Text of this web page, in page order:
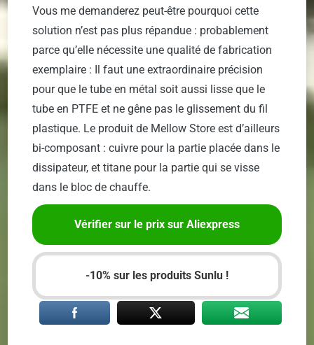
Vous me demanderez peut-être pourquoi cette
solution n’est pas plus répandue : probablement
parce qu’elle nécessite une qualité de fabrication
exemplaire : Il faut une extraordinaire précision
pour que le tube en métal soit aussi lisse que le
tube en PTFE et ne gêne pas le glissement du fil
plastique. Le produit de Mellow Store est d’ailleurs
bi-composant : cuivre pour la partie placée dans le
dissipateur, et titane pour la partie qui se visse
dans le bloc de chauffe.
Vérifier sur le prix sur Aliexpress
-10% sur les produits Sunlu !